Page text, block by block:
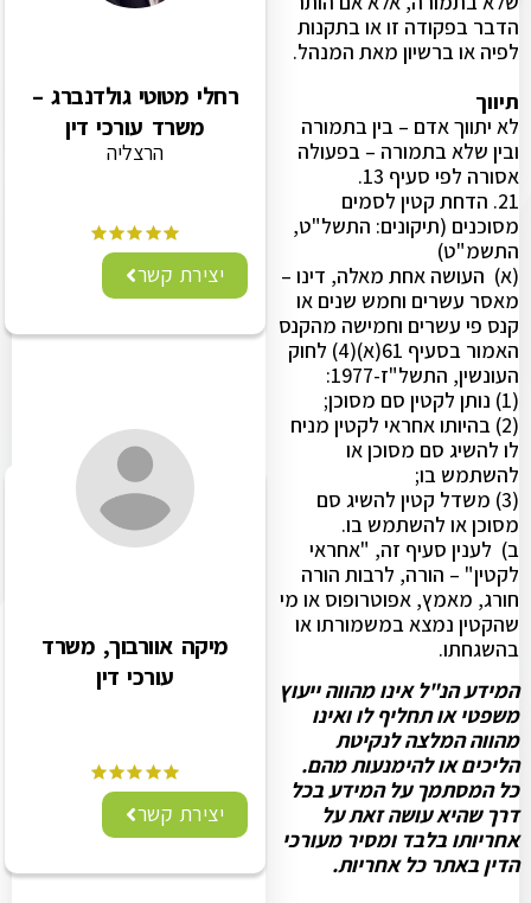
הדבר בפקודה זו או בתקנות
לפיה או ברשיון מאת המנהל.
תיווך
לא יתווך אדם – בין בתמורה
ובין שלא בתמורה – בפעולה
אסורה לפי סעיף 13.
21. הדחת קטין לסמים
מסוכנים (תיקונים: התשל"ט,
התשמ"ט)
(א) העושה אחת מאלה, דינו –
מאסר עשרים וחמש שנים או
קנס פי עשרים וחמישה מהקנס
האמור בסעיף 61(א)(4) לחוק
העונשין, התשל"ז-1977:
(2) בהיותו אחראי לקטין מניח
לו להשיג סם מסוכן או
להשתמש בו;
(3) משדל קטין להשיג סם
מסוכן או להשתמש בו.
ב) לענין סעיף זה, "אחראי
לקטין" – הורה, לרבות הורה
חורג, מאמץ, אפוטרופוס או מי
שהקטין נמצא במשמורתו או
בהשגחתו.
המידע הנ"ל אינו מהווה ייעוץ
משפטי או תחליף לו ואינו
מהווה המלצה לנקיטת
הליכים או להימנעות מהם.
כל המסתמך על המידע בכל
דרך שהיא עושה זאת על
אחריותו בלבד ומסיר מעורכי
הדין באתר כל אחריות.
רחלי מטוטי גולדנברג –
משרד עורכי דין
הרצליה
יצירת קשר
מיקה אוורבוך, משרד
עורכי דין
יצירת קשר